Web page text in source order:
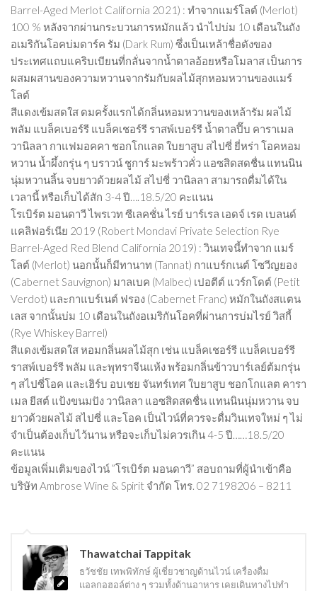
Barrel-Aged Merlot California 2021) : ทำจากแมร์โลต์ (Merlot)
100 % หลังจากผ่านกระบวนการหมักแล้ว นำไปบ่ม 10 เดือนในถัง
อเมริกันโอคบ่มดาร์ค รัม (Dark Rum) ซึ่งเป็นเหล้าชื่อดังของ
ประเทศแถบแคริบเบียนที่กลั่นจากน้ำตาลอ้อยหรือโมลาส เป็นการ
ผสมผสานของความหวานจากรัมกับผลไม้สุกหอมหวานของแมร์
โลต์
สีแดงเข้มสดใส ดมครั้งแรกได้กลิ่นหอมหวานของเหล้ารัม ผลไม้
พลัม แบล็คเบอร์รี แบล็คเชอร์รี ราสพ์เบอร์รี น้ำตาลปี๊บ คาราเมล
วานิลลา กาแฟมอคคา ชอกโกแลต ใบยาสูบ สไปซี่ ยี่หร่า โอคหอม
หวาน น้ำผึ้งกรุ่น ๆ บราวน์ ชูการ์ มะพร้าวคั่ว แอซสิดสดชื่น แทนนิน
นุ่มหวานลิ้น จบยาวด้วยผลไม้ สไปซี่ วานิลลา สามารถดื่มได้ใน
เวลานี้ หรือเก็บได้สัก 3-4 ปี….18.5/20 คะแนน
โรเบิร์ต มอนดาวี ไพรเวท ซีเลคชั่น ไรย์ บาร์เรล เอดจ์ เรด เบลนด์
แคลิฟอร์เนีย 2019 (Robert Mondavi Private Selection Rye
Barrel-Aged Red Blend California 2019) : วินเทจนี้ทำจาก แมร์
โลต์ (Merlot) นอกนั้นก็มีทานาท (Tannat) กาแบร์กเนต์ โซวีญยอง
(Cabernet Sauvignon) มาลเบค (Malbec) เปอตีต์ แวร์กโดต์ (Petit
Verdot) และกาแบร์เนต์ ฟรอง (Cabernet Franc) หมักในถังสแตน
เลส จากนั้นบ่ม 10 เดือนในถังอเมริกันโอคที่ผ่านการบ่มไรย์ วิสกี้
(Rye Whiskey Barrel)
สีแดงเข้มสดใส หอมกลิ่นผลไม้สุก เช่น แบล็คเชอร์รี แบล็คเบอร์รี
ราสพ์เบอร์รี พลัม และพุทราจีนแห้ง พร้อมกลิ่นข้าวบาร์เลย์ต้มกรุ่น
ๆ สไปซี่โอค และเฮิร์บ อบเชย จันทร์เทศ ใบยาสูบ ชอกโกแลต คารา
เมล ยีสต์ แป้งขนมปัง วานิลลา แอซสิดสดชื่น แทนนินนุ่มหวาน จบ
ยาวด้วยผลไม้ สไปซี่ และโอค เป็นไวน์ที่ควรจะดื่มวินเทจใหม่ ๆ ไม่
จำเป็นต้องเก็บไว้นาน หรือจะเก็บไม่ควรเกิน 4-5 ปี……18.5/20
คะแนน
ข้อมูลเพิ่มเติมของไวน์ ”โรเบิร์ต มอนดาวี” สอบถามที่ผู้นำเข้าคือ
บริษัท Ambrose Wine & Spirit จำกัด โทร. 02 7198206 – 8211
Thawatchai Tappitak
ธวัชชัย เทพพิทักษ์ ผู้เชี่ยวชาญด้านไวน์ เครื่องดื่ม
แอลกอฮอล์ต่าง ๆ รวมทั้งด้านอาหาร เคยเดินทางไปทำ